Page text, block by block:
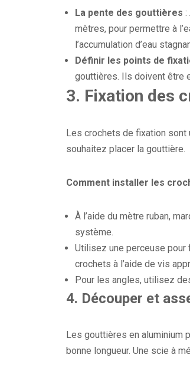
La pente des gouttières :
mètres, pour permettre à
l’accumulation d’eau
Définir les points de
gouttières. Ils doivent être
3. Fixation des
Les crochets de fixation
souhaitez placer la gouttière.
Comment installer les
À l’aide du mètre ruban,
système.
Utilisez une perceuse
crochets à l’aide de vis
Pour les angles, utilisez
4. Découper et
Les gouttières en aluminium
bonne longueur. Une scie à